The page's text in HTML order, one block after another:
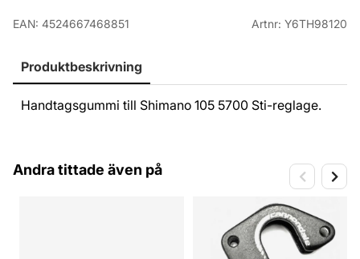
EAN: 4524667468851 Artnr: Y6TH98120
Produktbeskrivning
Handtagsgummi till Shimano 105 5700 Sti-reglage.
Andra tittade även på